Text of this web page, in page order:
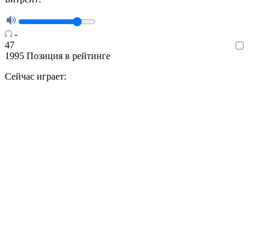
-
47
1995 Позиция в рейтинге
Сейчас играет: